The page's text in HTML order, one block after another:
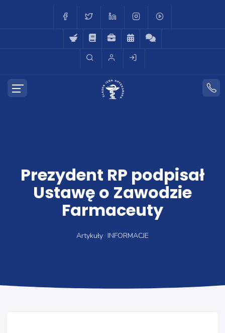
Prezydent RP podpisał
Ustawę o Zawodzie
Farmaceuty
Artykuły INFORMACJE